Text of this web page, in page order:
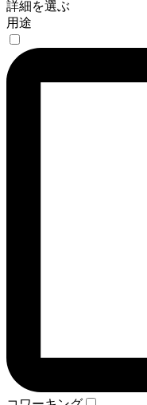
詳細を選ぶ
用途